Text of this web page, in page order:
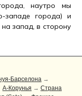
наутро мы
западе города) и
запад, в сторону
Барселона →
А-Корунья → Страна